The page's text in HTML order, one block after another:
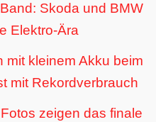
Skoda und BMW
Elektro-Ära
mit kleinem Akku beim
mit Rekordverbrauch
zeigen das finale